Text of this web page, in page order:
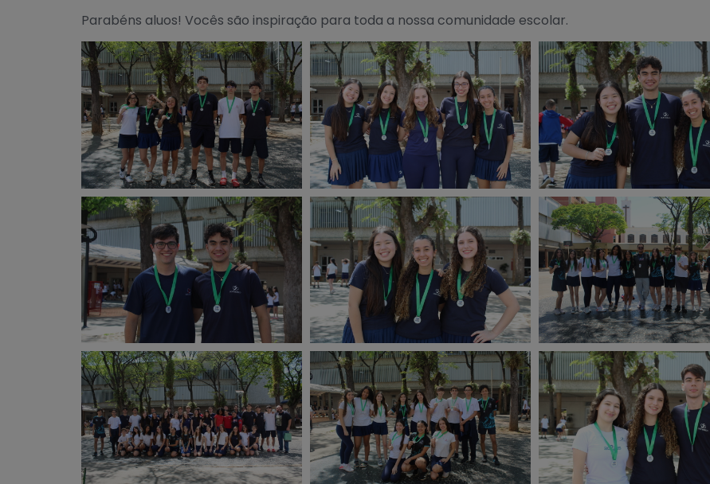
Parabéns aluos! Vocês são inspiração para toda a nossa comunidade escolar.